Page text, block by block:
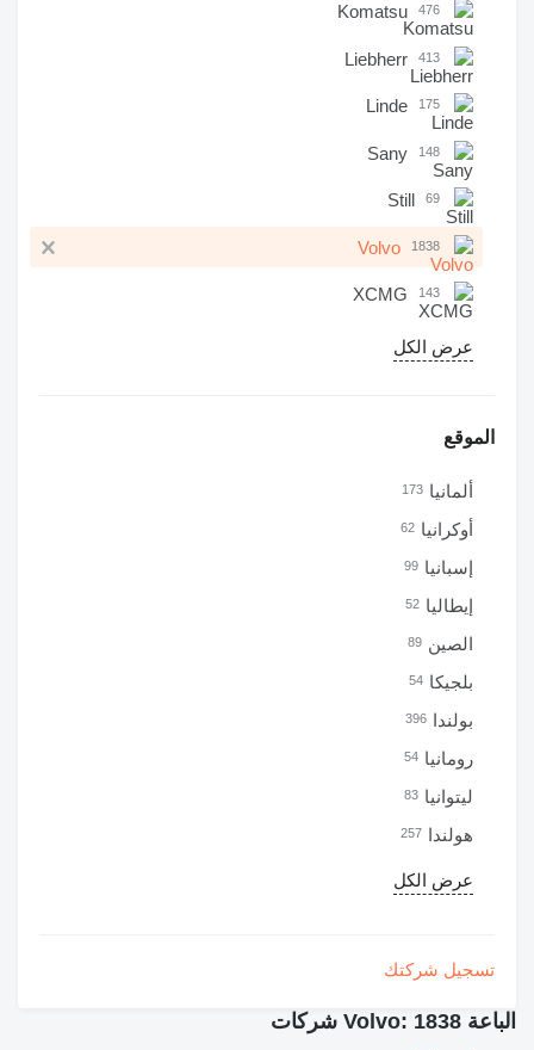
Komatsu 476
Liebherr 413
Linde 175
Sany 148
Still 69
Volvo 1838
XCMG 143
عرض الكل
الموقع
ألمانيا 173
أوكرانيا 62
إسبانيا 99
إيطاليا 52
الصين 89
بلجيكا 54
بولندا 396
رومانيا 54
ليتوانيا 83
هولندا 257
عرض الكل
تسجيل شركتك
الباعة Volvo: 1838 شركات